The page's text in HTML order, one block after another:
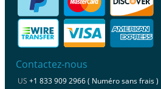
Contactez-nous
US +1 833 909 2966 ( Numéro sans frais )